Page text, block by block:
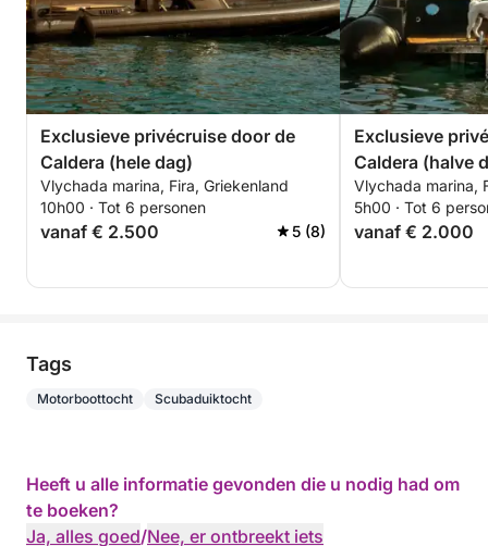
Exclusieve privécruise door de
Caldera (hele dag)
Vlychada marina, Fira, Griekenland
10h00 · Tot 6 personen
vanaf € 2.500 5 (8)
Exclusieve
Caldera (halve
Vlychada marina,
5h00 · Tot 6
vanaf € 2.000
Tags
Motorboottocht Scubaduiktocht
Heeft u alle informatie gevonden die u nodig had om
te boeken?
Ja, alles goed/Nee, er ontbreekt iets